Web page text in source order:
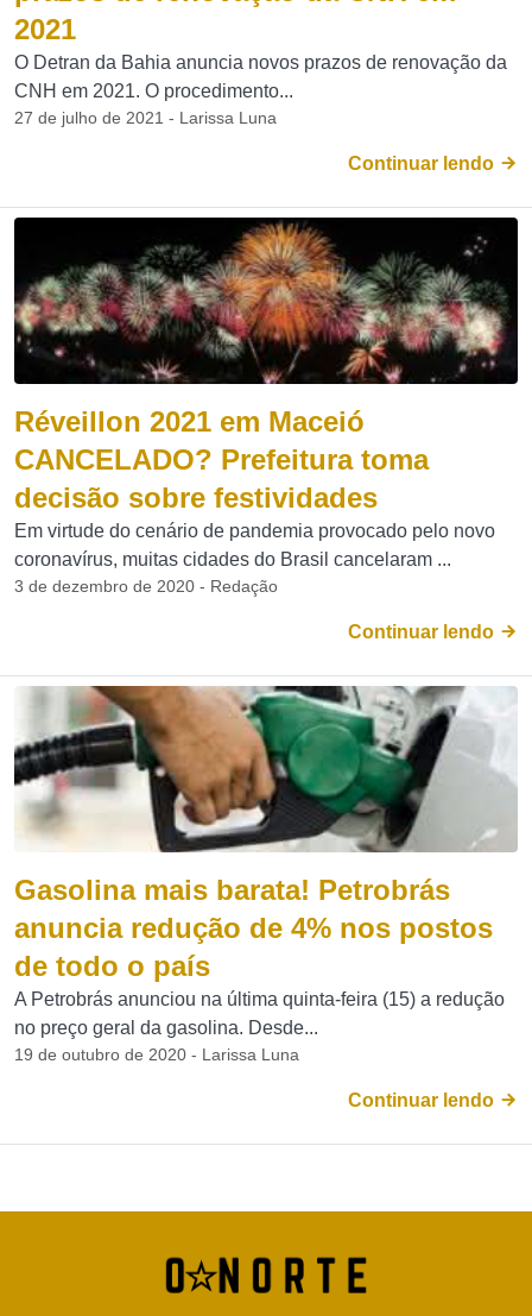
2021
O Detran da Bahia anuncia novos prazos de renovação da
CNH em 2021. O procedimento...
27 de julho de 2021 - Larissa Luna
Continuar lendo
Réveillon 2021 em Maceió
CANCELADO? Prefeitura toma
decisão sobre festividades
Em virtude do cenário de pandemia provocado pelo novo
coronavírus, muitas cidades do Brasil cancelaram ...
3 de dezembro de 2020 - Redação
Continuar lendo
Gasolina mais barata! Petrobrás
anuncia redução de 4% nos postos
de todo o país
A Petrobrás anunciou na última quinta-feira (15) a redução
no preço geral da gasolina. Desde...
19 de outubro de 2020 - Larissa Luna
Continuar lendo